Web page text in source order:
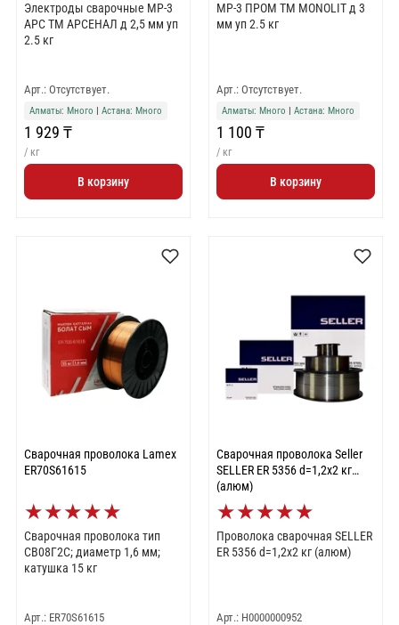
Электроды сварочные МР-3
АРС TM АРСЕНАЛ д 2,5 мм уп
2.5 кг
Арт.: Отсутствует.
Алматы: Много Астана: Много
1 929 ₸
/ кг
В корзину
МР-3 ПРОМ TM MONOLIT д 3
мм уп 2.5 кг
Арт.: Отсутствует.
Алматы: Много Астана: Много
1 100 ₸
/ кг
В корзину
Сварочная проволока Lamex
ER70S61615
★★★★★
Сварочная проволока тип
СВ08Г2С; диаметр 1,6 мм;
катушка 15 кг
Арт.: ER70S61615
Сварочная проволока Seller
SELLER ER 5356 d=1,2х2 кг
(алюм)
★★★★★
Проволока сварочная SELLER
ER 5356 d=1,2х2 кг (алюм)
Арт.: Н0000000952